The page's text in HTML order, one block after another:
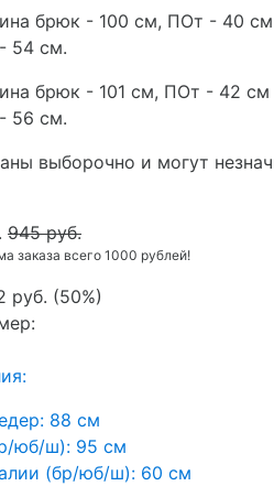
брюк - 100 см, ПОт - 40
54 см.
брюк - 101 см, ПОт - 42 см
56 см.
выборочно и могут
945 руб.
заказа всего 1000 рублей!
руб. (50%)
88 см
юб/ш): 95 см
(бр/юб/ш): 60 см